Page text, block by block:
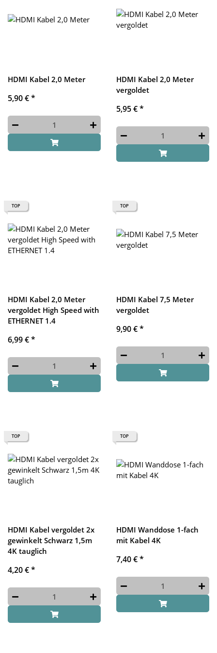
HDMI Kabel 2,0 Meter
5,90 €*
HDMI Kabel 2,0 Meter
vergoldet
5,95 €*
TOP
HDMI Kabel 2,0 Meter
vergoldet High Speed with
ETHERNET 1.4
6,99 €*
TOP
HDMI Kabel 7,5 Meter
vergoldet
9,90 €*
TOP
HDMI Kabel vergoldet 2x
gewinkelt Schwarz 1,5m
4K tauglich
4,20 €*
TOP
HDMI Wanddose 1-fach
mit Kabel 4K
7,40 €*